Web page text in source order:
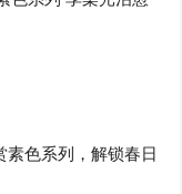
素色系列，解锁春日